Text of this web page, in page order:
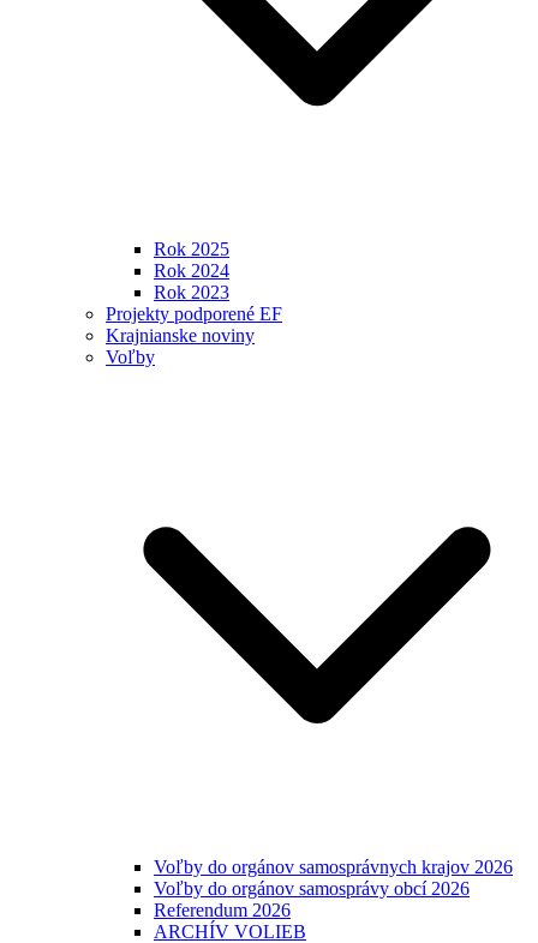
Rok 2025
Rok 2024
Rok 2023
Projekty podporené EF
Krajnianske noviny
Voľby
Voľby do orgánov samosprávnych krajov 2026
Voľby do orgánov samosprávy obcí 2026
Referendum 2026
ARCHÍV VOLIEB